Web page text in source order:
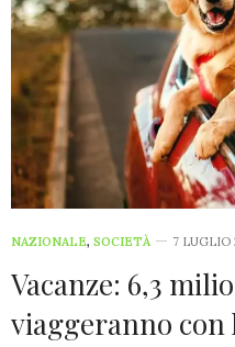
NAZIONALE, SOCIETÀ 7 LUGLIO
Vacanze: 6,3
viaggeranno con